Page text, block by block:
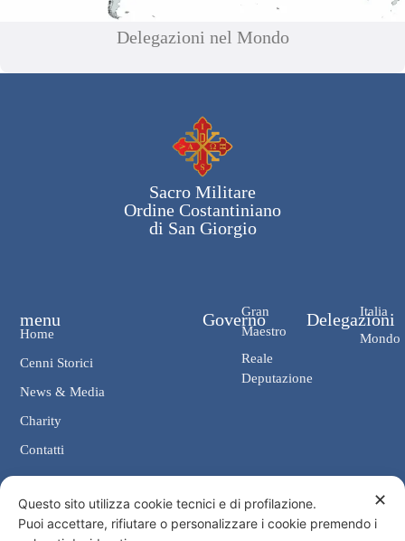
Delegazioni nel Mondo
Sacro Militare
Ordine Costantiniano
di San Giorgio
Governo
Gran
Maestro
Reale
Deputazione
Delegazioni
Italia
Mondo
menu
Home
Cenni Storici
News & Media
Charity
Contatti
Contatti
Cancelleria: Via Giosuè Carducci, 4 00187 Roma
✕
Questo sito utilizza cookie tecnici e di profilazione.
Puoi accettare, rifiutare o personalizzare i cookie premendo i